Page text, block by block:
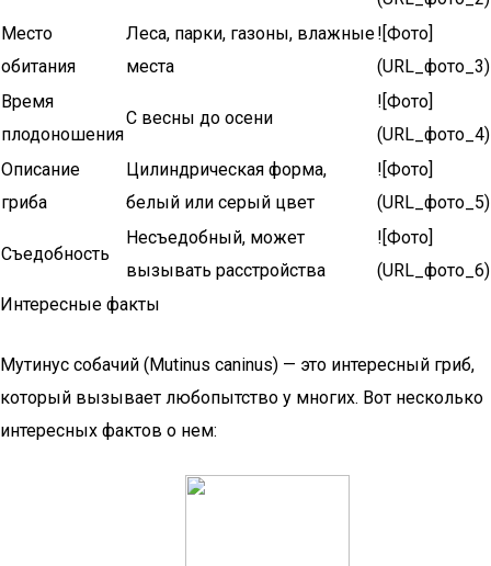
Место
обитания
Леса, парки, газоны, влажные
места
![Фото]
(URL_фото_3)
Время
плодоношения
С весны до осени
![Фото]
(URL_фото_4)
Описание
гриба
Цилиндрическая форма,
белый или серый цвет
![Фото]
(URL_фото_5)
Съедобность
Несъедобный, может
вызывать расстройства
![Фото]
(URL_фото_6)
Интересные факты
Мутинус собачий (Mutinus caninus) — это интересный гриб,
который вызывает любопытство у многих. Вот несколько
интересных фактов о нем: